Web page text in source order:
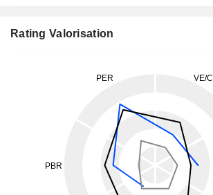
Rating Valorisation